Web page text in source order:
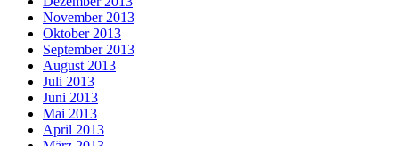
November 2013
Oktober 2013
September 2013
August 2013
Juli 2013
Juni 2013
Mai 2013
April 2013